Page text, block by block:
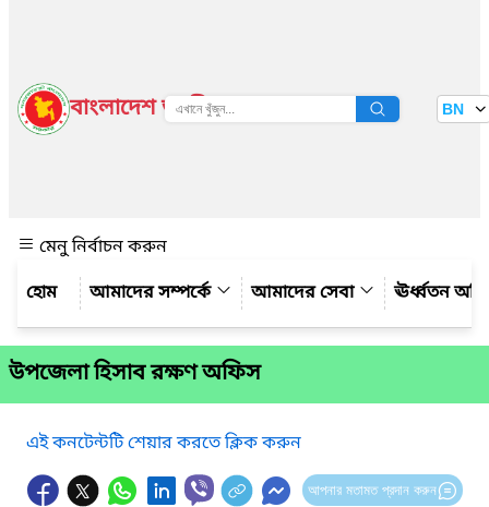
বাংলাদেশ জাতীয় তথ্য বাতায়ন BN
মেনু নির্বাচন করুন
আমাদের সম্পর্কে
আমাদের সেবা ঊর্ধ্বতন
উপজেলা হিসাব রক্ষণ অফিস
এই কনটেন্টটি শেয়ার করতে ক্লিক করুন
আপনার মতামত প্রদান করুন